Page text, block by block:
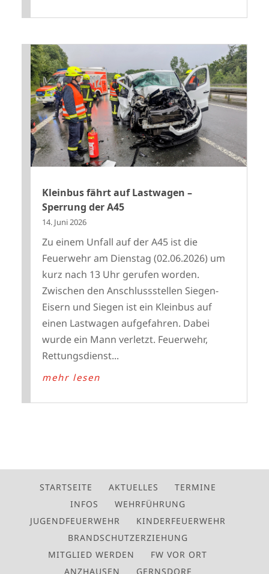
Kleinbus fährt auf Lastwagen –
Sperrung der A45
14. Juni 2026
Zu einem Unfall auf der A45 ist die
Feuerwehr am Dienstag (02.06.2026) um
kurz nach 13 Uhr gerufen worden.
Zwischen den Anschlussstellen Siegen-
Eisern und Siegen ist ein Kleinbus auf
einen Lastwagen aufgefahren. Dabei
wurde ein Mann verletzt. Feuerwehr,
Rettungsdienst...
mehr lesen
STARTSEITE AKTUELLES
TERMINE
INFOS
WEHRFÜHRUNG
JUGENDFEUERWEHR
KINDERFEUERWEHR
BRANDSCHUTZERZIEHUNG
MITGLIED WERDEN
FW VOR ORT
ANZHAUSEN
GERNSDORF